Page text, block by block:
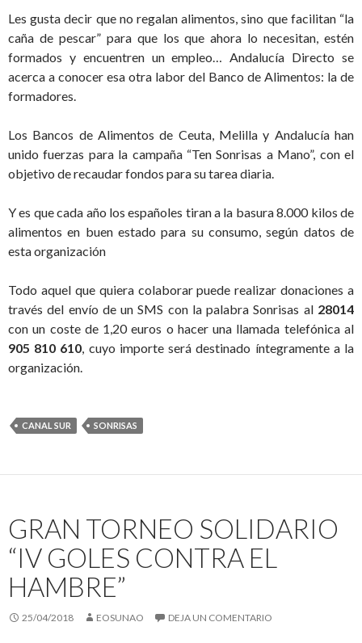
Les gusta decir que no regalan alimentos, sino que facilitan “la
caña de pescar” para que los que ahora lo necesitan, estén
formados y encuentren un empleo… Andalucía Directo se
acerca a conocer esa otra labor del Banco de Alimentos: la de
formadores.
Los Bancos de Alimentos de Ceuta, Melilla y Andalucía han
unido fuerzas para la campaña “Ten Sonrisas a Mano”, con el
objetivo de recaudar fondos para su tarea diaria.
Y es que cada año los españoles tiran a la basura 8.000 kilos de
alimentos en buen estado para su consumo, según datos de
esta organización
Todo aquel que quiera colaborar puede realizar donaciones a
través del envío de un SMS con la palabra Sonrisas al 28014
con un coste de 1,20 euros o hacer una llamada telefónica al
905 810 610, cuyo importe será destinado íntegramente a la
organización.
CANAL SUR SONRISAS
GRAN TORNEO SOLIDARIO
“IV GOLES CONTRA EL
HAMBRE”
25/04/2018 EOSUNAO DEJA UN COMENTARIO